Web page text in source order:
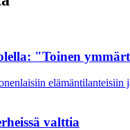
"Toinen
valttia